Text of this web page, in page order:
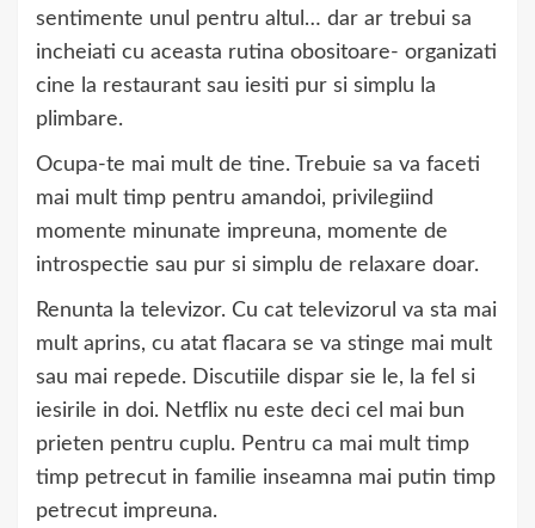
sentimente unul pentru altul… dar ar trebui sa
incheiati cu aceasta rutina obositoare- organizati
cine la restaurant sau iesiti pur si simplu la
plimbare.
Ocupa-te mai mult de tine. Trebuie sa va faceti
mai mult timp pentru amandoi, privilegiind
momente minunate impreuna, momente de
introspectie sau pur si simplu de relaxare doar.
Renunta la televizor. Cu cat televizorul va sta mai
mult aprins, cu atat flacara se va stinge mai mult
sau mai repede. Discutiile dispar sie le, la fel si
iesirile in doi. Netflix nu este deci cel mai bun
prieten pentru cuplu. Pentru ca mai mult timp
timp petrecut in familie inseamna mai putin timp
petrecut impreuna.